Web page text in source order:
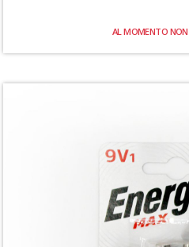
AL MOMENTO NON